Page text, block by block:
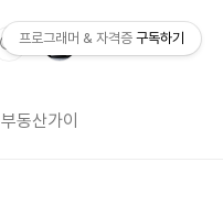
부동산가이드
프로그래머 & 자격증 구독하기